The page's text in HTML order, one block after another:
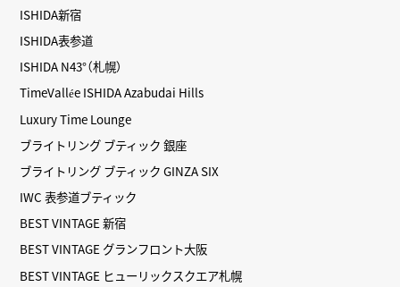
ISHIDA新宿
ISHIDA表参道
ISHIDA N43°（札幌）
TimeVallée ISHIDA Azabudai Hills
Luxury Time Lounge
ブライトリング ブティック 銀座
ブライトリング ブティック GINZA SIX
IWC 表参道ブティック
BEST VINTAGE 新宿
BEST VINTAGE グランフロント大阪
BEST VINTAGE ヒューリックスクエア札幌